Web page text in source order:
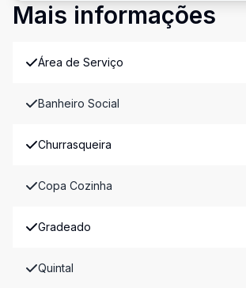
Mais informações
Área de Serviço
Banheiro Social
Churrasqueira
Copa Cozinha
Gradeado
Quintal